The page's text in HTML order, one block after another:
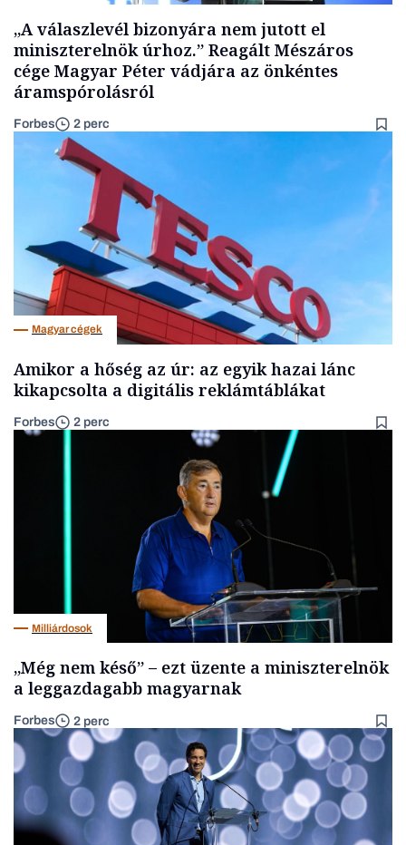
„A válaszlevél bizonyára nem jutott el
miniszterelnök úrhoz.” Reagált Mészáros
cége Magyar Péter vádjára az önkéntes
áramspórolásról
Forbes 2 perc
Magyar cégek
Amikor a hőség az úr: az egyik hazai lánc
kikapcsolta a digitális reklámtáblákat
Forbes 2 perc
Milliárdosok
„Még nem késő” – ezt üzente a miniszterelnök
a leggazdagabb magyarnak
Forbes 2 perc